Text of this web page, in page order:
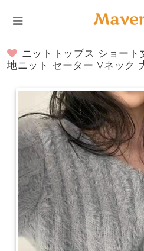
ニットトップス ショー
地ニット セーター Vネック